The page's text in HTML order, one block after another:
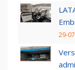
29-